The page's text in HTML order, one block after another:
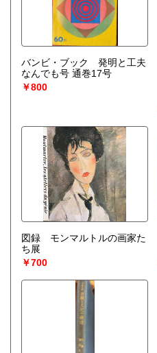
電話 0265-93-0563
取り扱い分野
美術工芸、国語国文、趣味、
の他）
暮しの本、雑誌、
バンビ・ブック 発明と工夫
なんでも号 通巻17号
￥800
図録 モンマルトルの画家た
ち展
￥700